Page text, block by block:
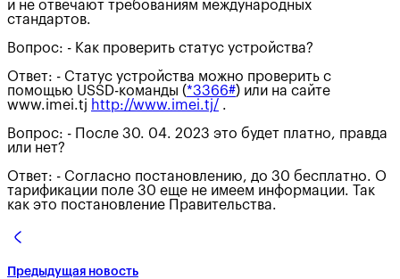
и не отвечают требованиям международных
стандартов.
Вопрос: - Как проверить статус устройства?
Ответ: - Статус устройства можно проверить с
помощью USSD-команды (*3366#) или на сайте
www.imei.tj http://www.imei.tj/ .
Вопрос: - После 30. 04. 2023 это будет платно, правда
или нет?
Ответ: - Согласно постановлению, до 30 бесплатно. О
тарификации поле 30 еще не имеем информации. Так
как это постановление Правительства.
Предыдущая новость